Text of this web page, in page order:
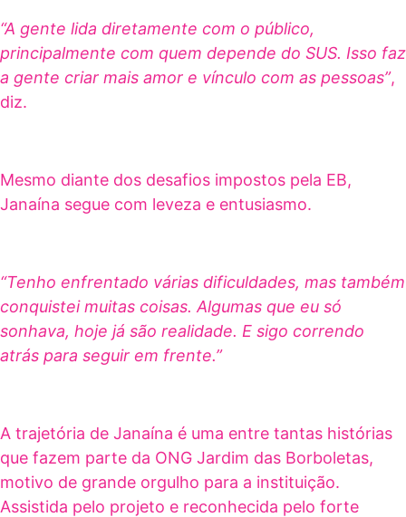
“A gente lida diretamente com o público,
principalmente com quem depende do SUS. Isso faz
a gente criar mais amor e vínculo com as pessoas”,
diz.
Mesmo diante dos desafios impostos pela EB,
Janaína segue com leveza e entusiasmo.
“Tenho enfrentado várias dificuldades, mas também
conquistei muitas coisas. Algumas que eu só
sonhava, hoje já são realidade. E sigo correndo
atrás para seguir em frente.”
A trajetória de Janaína é uma entre tantas histórias
que fazem parte da ONG Jardim das Borboletas,
motivo de grande orgulho para a instituição.
Assistida pelo projeto e reconhecida pelo forte